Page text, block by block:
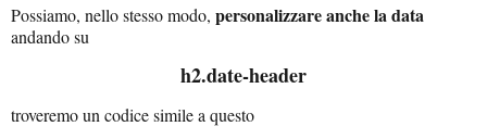
Possiamo, nello stesso modo, personalizzare anche la data
andando su
h2.date-header
troveremo un codice simile a questo